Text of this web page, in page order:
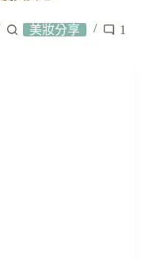
美妝分享 1